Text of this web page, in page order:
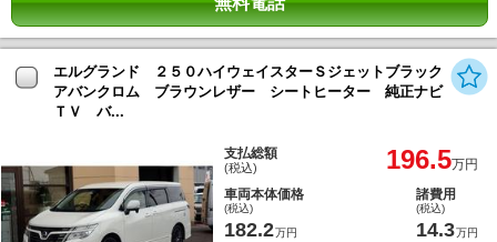
エルグランド ２５０ハイウェイスターＳジェットブラック
アバンクロム ブラウンレザー シートヒーター 純正ナビ
ＴＶ バ...
支払総額
(税込) 196.5万円
車両本体価格
(税込)
182.2万円
諸費用
(税込)
14.3万円